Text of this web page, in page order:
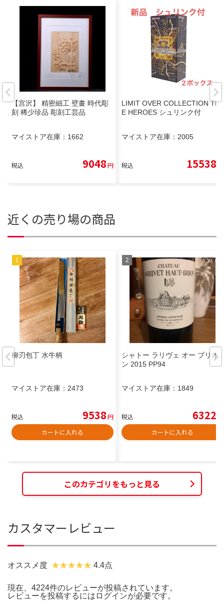
【宫沢】 精密細工 壁畫 時代彫
刻 稀少珍品 彫刻工芸品
マイストア在庫： 1662
税込 9048円
LIMIT OVER COLLECTION TH
E HEROES シュリンク付
マイストア在庫： 2005
税込 15538
近くの売り場の商品
柳刃包丁 水牛柄
マイストア在庫： 2473
税込 9538円
カートに入れる
シャトー ラリヴェ オー ブリオ
ン 2015 PP94
マイストア在庫： 1849
税込 6322
カートに入れる
このカテゴリをもっと見る
カスタマーレビュー
オススメ度 4.4点
現在、4224件のレビューが投稿されています。
レビューを投稿するには ログインが必要です。